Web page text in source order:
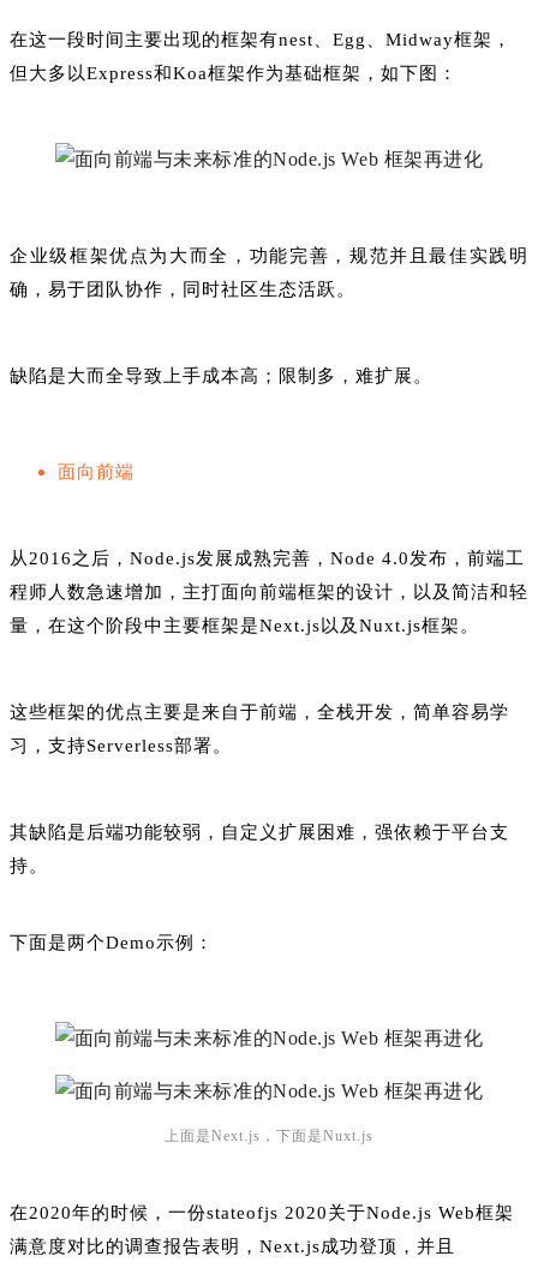
在这一段时间主要出现的框架有nest、Egg、Midway框架，
但大多以Express和Koa框架作为基础框架，如下图：
企业级框架优点为大而全，功能完善，规范并且最佳实践明
确，易于团队协作，同时社区生态活跃。
缺陷是大而全导致上手成本高；限制多，难扩展。
面向前端
从2016之后，Node.js发展成熟完善，Node 4.0发布，前端工
程师人数急速增加，主打面向前端框架的设计，以及简洁和轻
量，在这个阶段中主要框架是Next.js以及Nuxt.js框架。
这些框架的优点主要是来自于前端，全栈开发，简单容易学
习，支持Serverless部署。
其缺陷是后端功能较弱，自定义扩展困难，强依赖于平台支
持。
下面是两个Demo示例：
上面是Next.js，下面是Nuxt.js
在2020年的时候，一份stateofjs 2020关于Node.js Web框架
满意度对比的调查报告表明，Next.js成功登顶，并且